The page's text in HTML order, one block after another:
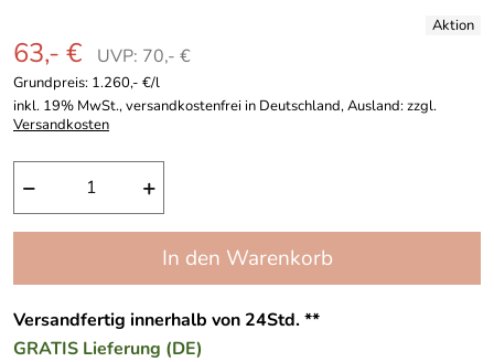
63,- € UVP: 70,- €
Grundpreis: 1.260,- €/l
inkl. 19% MwSt., versandkostenfrei in Deutschland, Ausland: zzgl.
Versandkosten
− +
In den Warenkorb
Versandfertig innerhalb von 24Std. **
GRATIS Lieferung (DE)